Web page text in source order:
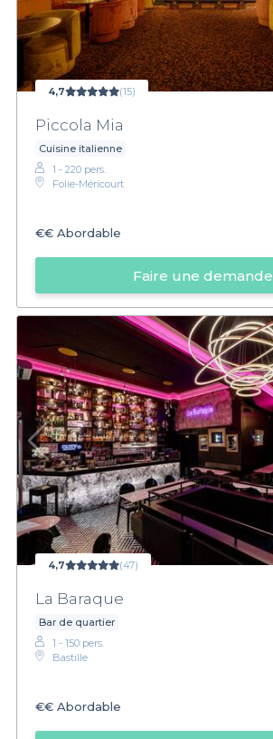
4,7 (15)
Piccola Mia
Cuisine italienne
1 - 220 pers.
Folie-Méricourt
€€ Abordable
Faire une demande
4,7 (47)
La Baraque
Bar de quartier
1 - 150 pers.
Bastille
€€ Abordable